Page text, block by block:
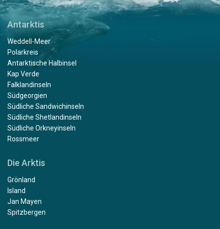
Antarktis
Weddell-Meer
Polarkreis
Antarktische Halbinsel
Kap Verde
Falklandinseln
Südgeorgien
Südliche Sandwichinseln
Südliche Shetlandinseln
Südliche Orkneyinseln
Rossmeer
Die Arktis
Grönland
Island
Jan Mayen
Spitzbergen